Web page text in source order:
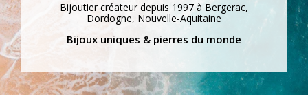
Bijoutier créateur depuis 1997 à Bergerac,
Dordogne, Nouvelle-Aquitaine
Bijoux uniques & pierres du monde